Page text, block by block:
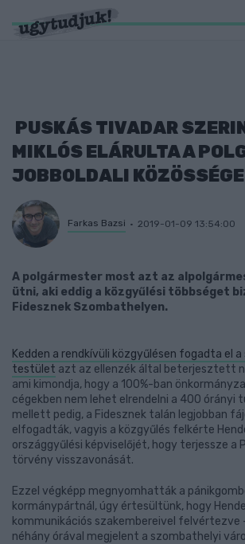
PUSKÁS TIVADAR
MIKLÓS ELÁRULTA A
JOBBOLDALI
Farkas Bazsi 2019-01-09 13:54:00
A polgármester most azt az
ütni, aki eddig a közgyűlési többséget
Fidesznek Szombathelyen.
Kedden a rendkívüli közgyűlésen fogadta el
testület azt az ellenzék által beterjesztett
ami kimondja, hogy a 100%-ban
cégekben nem lehet elrendelni a 400 órányi
mellett pedig, a Fidesznek talán legjobban
elfogadták, vagyis a közgyűlés felkérte
országgyűlési képviselőjét, hogy terjessze a
törvény visszavonását.
Ezzel végképp megnyomhatták a
kormánypártnál, úgy értesültünk, hogy
kommunikációs szakembereivel felvértezve
néhány órával megjelent a szombathelyi